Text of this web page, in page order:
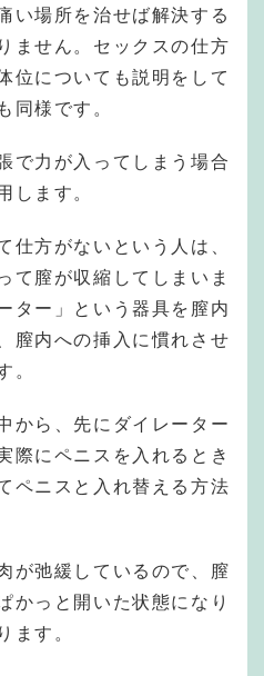
い場所を治せば解決する
ません。セックスの仕方
位についても説明をして
同様です。
で力が入ってしまう場合
します。
仕方がないという人は、
て膣が収縮してしまいま
ター」という器具を膣内
膣内への挿入に慣れさせ
。
から、先にダイレーター
際にペニスを入れるとき
ペニスと入れ替える方法
が弛緩しているので、膣
かっと開いた状態になり
ます。